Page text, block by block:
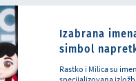
Izabrana
simbol
Rastko i Milica su